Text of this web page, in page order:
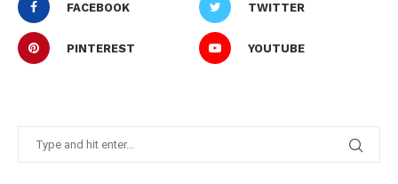
FACEBOOK TWITTER
PINTEREST YOUTUBE